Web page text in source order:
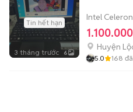
Tin hết hạn
3 tháng trước 6
Intel Celeron
Huyện
5.0 168